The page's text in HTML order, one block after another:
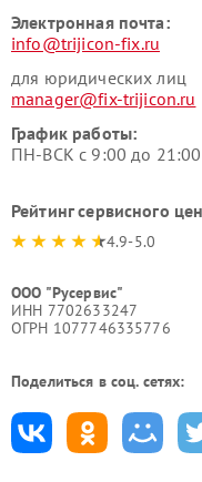
Электронная почта:
info@trijicon-fix.ru
для юридических лиц
manager@fix-trijicon.ru
График работы:
ПН-ВСК с 9:00 до
Рейтинг сервисного
4.9-5.0
ООО "Русервис"
ИНН 7702633247
ОГРН 1077746335776
Поделиться в соц. сетях: